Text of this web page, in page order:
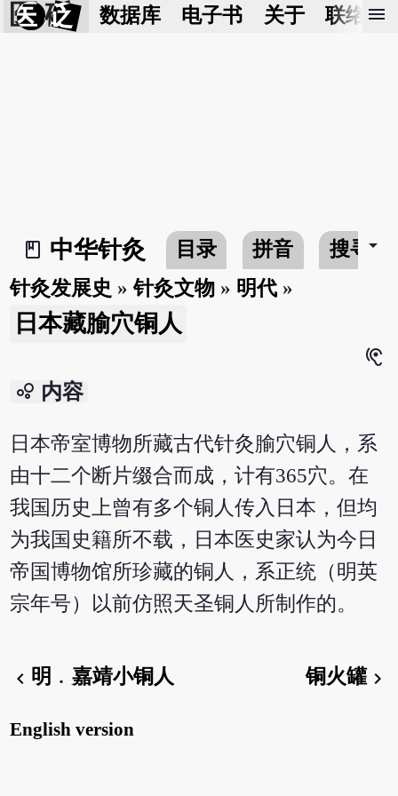
医 砭 数据库 电子书 关于 联络我
menu
book_2
中华针灸 目录 拼音 搜寻arrow_drop_down
针灸发展史 »针灸文物 » 明代 »
日本藏腧穴铜人
hearing
bubble_chart 内容
日本帝室博物所藏古代针灸腧穴铜人，系
由十二个断片缀合而成，计有365穴。在
我国历史上曾有多个铜人传入日本，但均
为我国史籍所不载，日本医史家认为今日
帝国博物馆所珍藏的铜人，系正统（明英
宗年号）以前仿照天圣铜人所制作的。
chevron_left 明﹒嘉靖小铜人 铜火罐chevron_right
English version